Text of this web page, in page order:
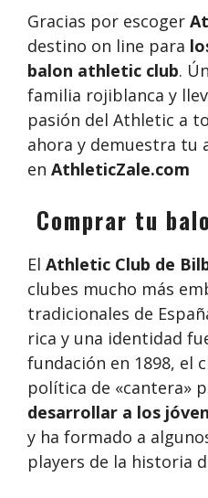
Gracias por escoger
destino on line para
balon athletic club.
familia rojiblanca y
pasión del Athletic a
ahora y demuestra tu
en AthleticZale.com
Comprar tu
El Athletic Club de
clubes mucho más
tradicionales de
rica y una identidad
fundación en 1898, el
política de «cantera»
desarrollar a los
y ha formado a
players de la historia